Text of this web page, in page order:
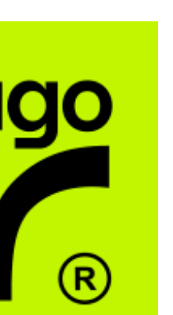
та девелоперів
яка привласнили
на понад 2,6
у 2026 році
прокуратура стягує